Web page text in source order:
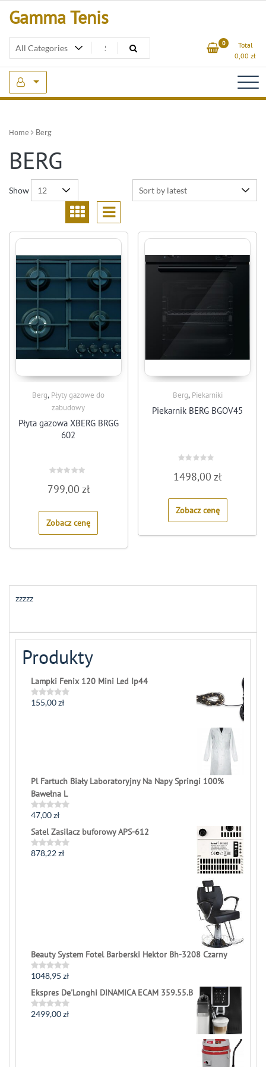
Gamma Tenis
0
Total
0,00 zł
Home Berg
BERG
Show
Berg, Płyty gazowe do
zabudowy
Płyta gazowa XBERG BRGG
602
0
out
5
799,00 zł
Zobacz cenę
Berg, Piekarniki
Piekarnik BERG BGOV45
0
out
5
1498,00zł
Zobacz cenę
zzzzz
Produkty
Lampki Fenix 120 Mini Led Ip44
Rated
155,00zł
Pl Fartuch Biały Laboratoryjny Na Napy Springi 100%
Bawełna L
Rated
out
of
5
47,00zł
Satel Zasilacz buforowy APS-612
Rated
878,22zł
Beauty System Fotel Barberski Hektor Bh-3208 Czarny
Rated
out
of
5
1048,95 zł
Ekspres De'Longhi DINAMICA ECAM 359.55.B
Rated
2499,00zł